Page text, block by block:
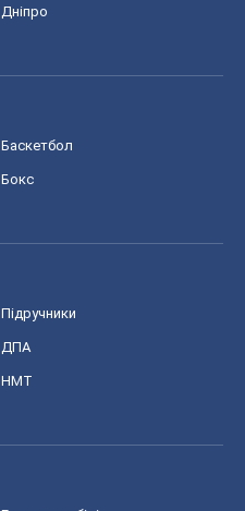
Дніпро
Баскетбол
Бокс
Підручники
ДПА
НМТ